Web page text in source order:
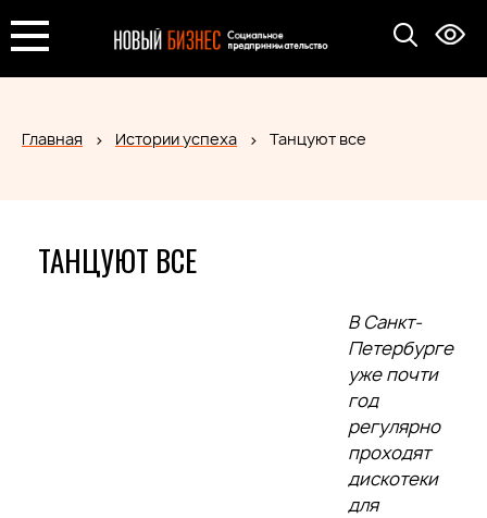
Главная Истории успеха Танцуют все
ТАНЦУЮТ ВСЕ
В Санкт-
Петербурге
уже почти
год
регулярно
проходят
дискотеки
для